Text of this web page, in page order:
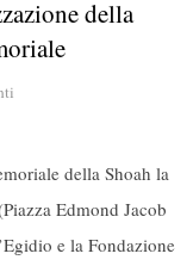
della
della Shoah la
Edmond Jacob
e la Fondazione